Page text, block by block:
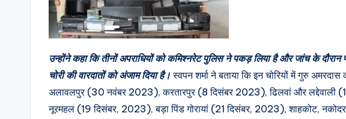
उन्होंने कहा कि तीनों अपराधियों को कमिश्नरेट पुलिस ने पकड़ लिया है और जांच के
चोरी की वारदातों को अंजाम दिया है। स्वपन शर्मा ने बताया कि इन चोरियों में गुरु
अलावलपुर (30 नवंबर 2023), करतारपुर (8 दिसंबर 2023), ढिलवां और लद्देवाली
नूरमहल (19 दिसंबर, 2023), बड़ा पिंड गोरायां (21 दिसंबर, 2023), शाहकोट,